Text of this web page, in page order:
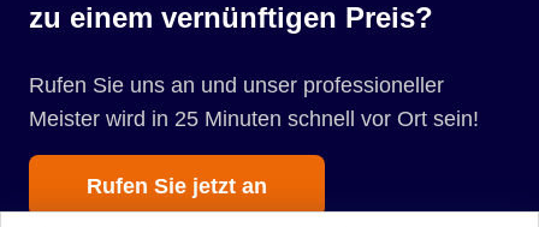
zu einem vernünftigen Preis?
Rufen Sie uns an und unser professioneller
Meister wird in 25 Minuten schnell vor Ort sein!
Rufen Sie jetzt an